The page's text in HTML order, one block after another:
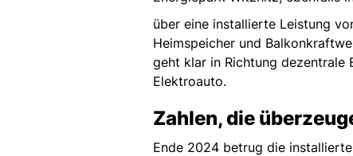
über eine installierte Leistung
Heimspeicher und
geht klar in Richtung dezentrale
Elektroauto.
Zahlen, die
Ende 2024 betrug die